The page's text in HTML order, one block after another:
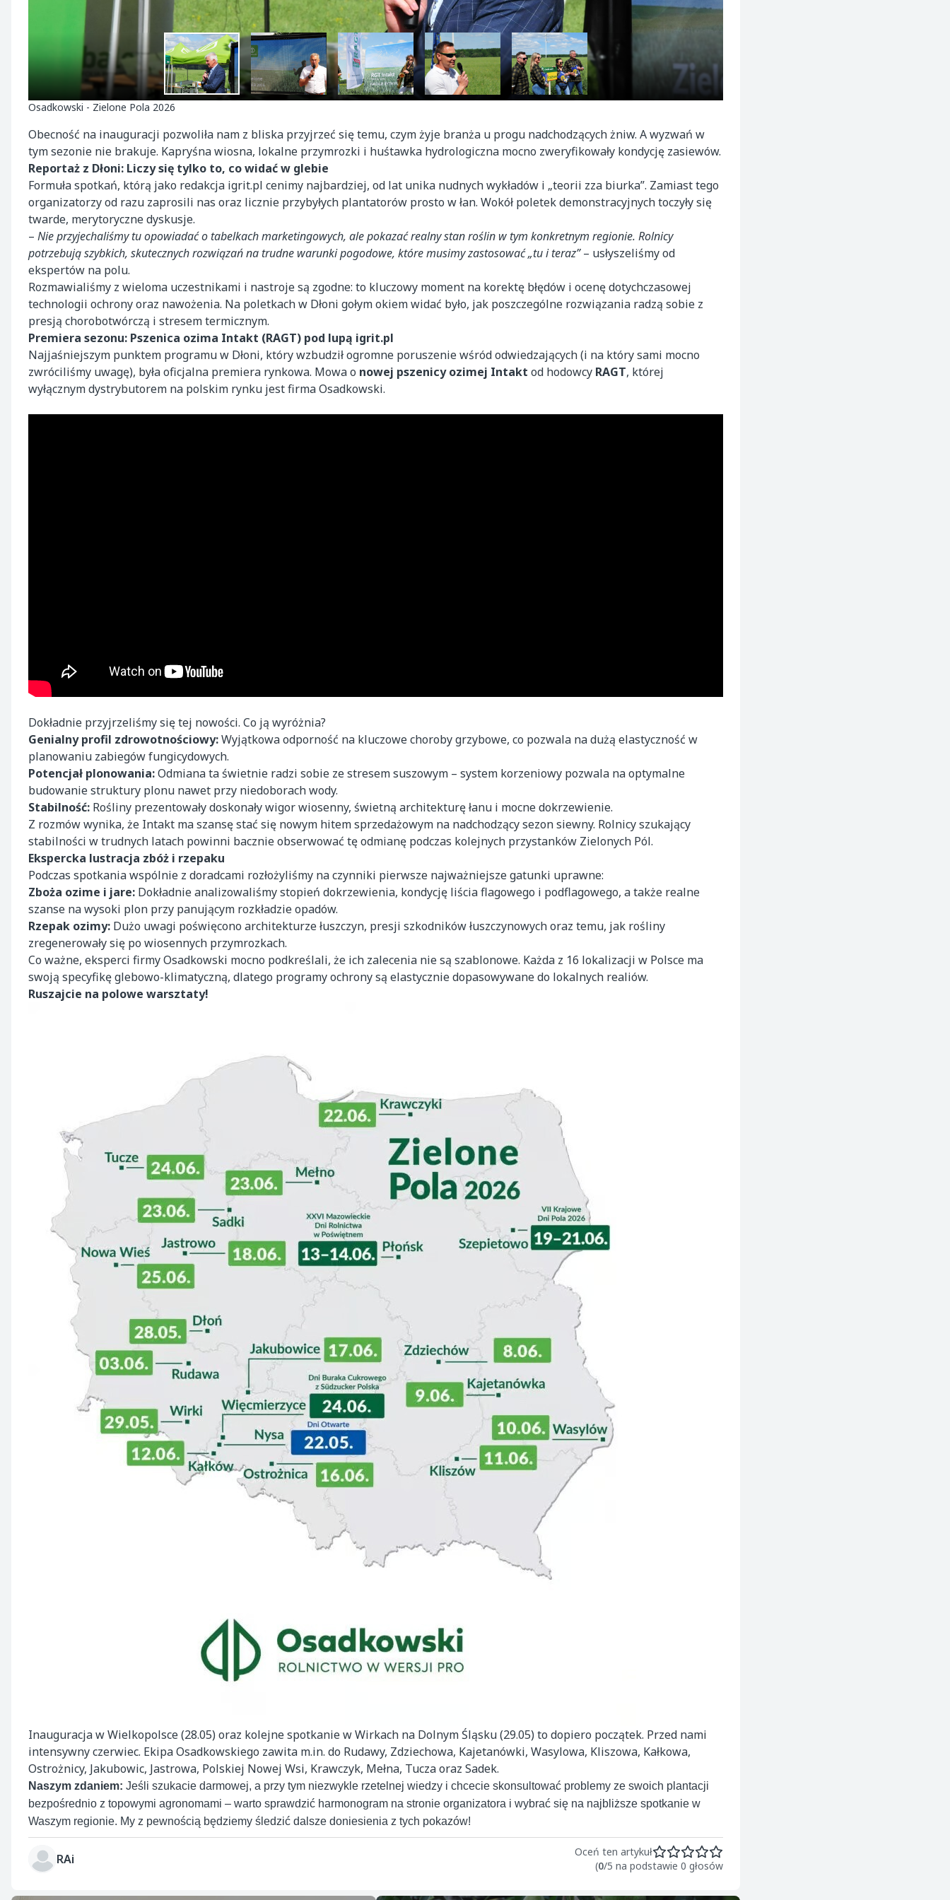
Osadkowski - Zielone Pola 2026
Obecność na inauguracji pozwoliła nam z bliska przyjrzeć się temu, czym żyje branża u progu nadchodzących żniw. A wyzwań w
tym sezonie nie brakuje. Kapryśna wiosna, lokalne przymrozki i huśtawka hydrologiczna mocno zweryfikowały kondycję zasiewów.
Reportaż z Dłoni: Liczy się tylko to, co widać w glebie
Formuła spotkań, którą jako redakcja igrit.pl cenimy najbardziej, od lat unika nudnych wykładów i „teorii zza biurka”. Zamiast tego
organizatorzy od razu zaprosili nas oraz licznie przybyłych plantatorów prosto w łan. Wokół poletek demonstracyjnych toczyły się
twarde, merytoryczne dyskusje.
– Nie przyjechaliśmy tu opowiadać o tabelkach marketingowych, ale pokazać realny stan roślin w tym konkretnym regionie. Rolnicy
potrzebują szybkich, skutecznych rozwiązań na trudne warunki pogodowe, które musimy zastosować „tu i teraz”– usłyszeliśmy od
ekspertów na polu.
Rozmawialiśmy z wieloma uczestnikami i nastroje są zgodne: to kluczowy moment na korektę błędów i ocenę dotychczasowej
technologii ochrony oraz nawożenia. Na poletkach w Dłoni gołym okiem widać było, jak poszczególne rozwiązania radzą sobie z
presją chorobotwórczą i stresem termicznym.
Premiera sezonu: Pszenica ozima Intakt (RAGT) pod lupą igrit.pl
Najjaśniejszym punktem programu w Dłoni, który wzbudził ogromne poruszenie wśród odwiedzających (i na który sami mocno
zwróciliśmy uwagę), była oficjalna premiera rynkowa. Mowa o nowej pszenicy ozimej Intakt od hodowcy RAGT, której
wyłącznym dystrybutorem na polskim rynku jest firma Osadkowski.
Dokładnie przyjrzeliśmy się tej nowości. Co ją wyróżnia?
Genialny profil zdrowotnościowy:Wyjątkowa odporność na kluczowe choroby grzybowe, co pozwala na dużą elastyczność w
planowaniu zabiegów fungicydowych.
Potencjał plonowania:Odmiana ta świetnie radzi sobie ze stresem suszowym – system korzeniowy pozwala na optymalne
budowanie struktury plonu nawet przy niedoborach wody.
Stabilność: Rośliny prezentowały doskonały wigor wiosenny, świetną architekturę łanu i mocne dokrzewienie.
Z rozmów wynika, że Intakt ma szansę stać się nowym hitem sprzedażowym na nadchodzący sezon siewny. Rolnicy szukający
stabilności w trudnych latach powinni bacznie obserwować tę odmianę podczas kolejnych przystanków Zielonych Pól.
Ekspercka lustracja zbóż i rzepaku
Podczas spotkania wspólnie z doradcami rozłożyliśmy na czynniki pierwsze najważniejsze gatunki uprawne:
Zboża ozime i jare: Dokładnie analizowaliśmy stopień dokrzewienia, kondycję liścia flagowego i podflagowego, a także realne
szanse na wysoki plon przy panującym rozkładzie opadów.
Rzepak ozimy: Dużo uwagi poświęcono architekturze łuszczyn, presji szkodników łuszczynowych oraz temu, jak rośliny
zregenerowały się po wiosennych przymrozkach.
Co ważne, eksperci firmy Osadkowski mocno podkreślali, że ich zalecenia nie są szablonowe. Każda z 16 lokalizacji w Polsce ma
swoją specyfikę glebowo-klimatyczną, dlatego programy ochrony są elastycznie dopasowywane do lokalnych realiów.
Ruszajcie na polowe warsztaty!
Inauguracja w Wielkopolsce (28.05) oraz kolejne spotkanie w Wirkach na Dolnym Śląsku (29.05) to dopiero początek. Przed nami
intensywny czerwiec. Ekipa Osadkowskiego zawita m.in. do Rudawy, Zdziechowa, Kajetanówki, Wasylowa, Kliszowa, Kałkowa,
Ostrożnicy, Jakubowic, Jastrowa, Polskiej Nowej Wsi, Krawczyk, Mełna, Tucza oraz Sadek.
Naszym zdaniem: Jeśli szukacie darmowej, a przy tym niezwykle rzetelnej wiedzy i chcecie skonsultować problemy ze swoich plantacji
bezpośrednio z topowymi agronomami – warto sprawdzić harmonogram na stronie organizatora i wybrać się na najbliższe spotkanie w
Waszym regionie. My z pewnością będziemy śledzić dalsze doniesienia z tych pokazów!
RAi
Oceń ten artykuł
(0/5 na podstawie 0 głosów